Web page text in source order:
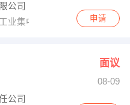
公司
业集中区标准厂房三区
申请
面议
08-09
公司